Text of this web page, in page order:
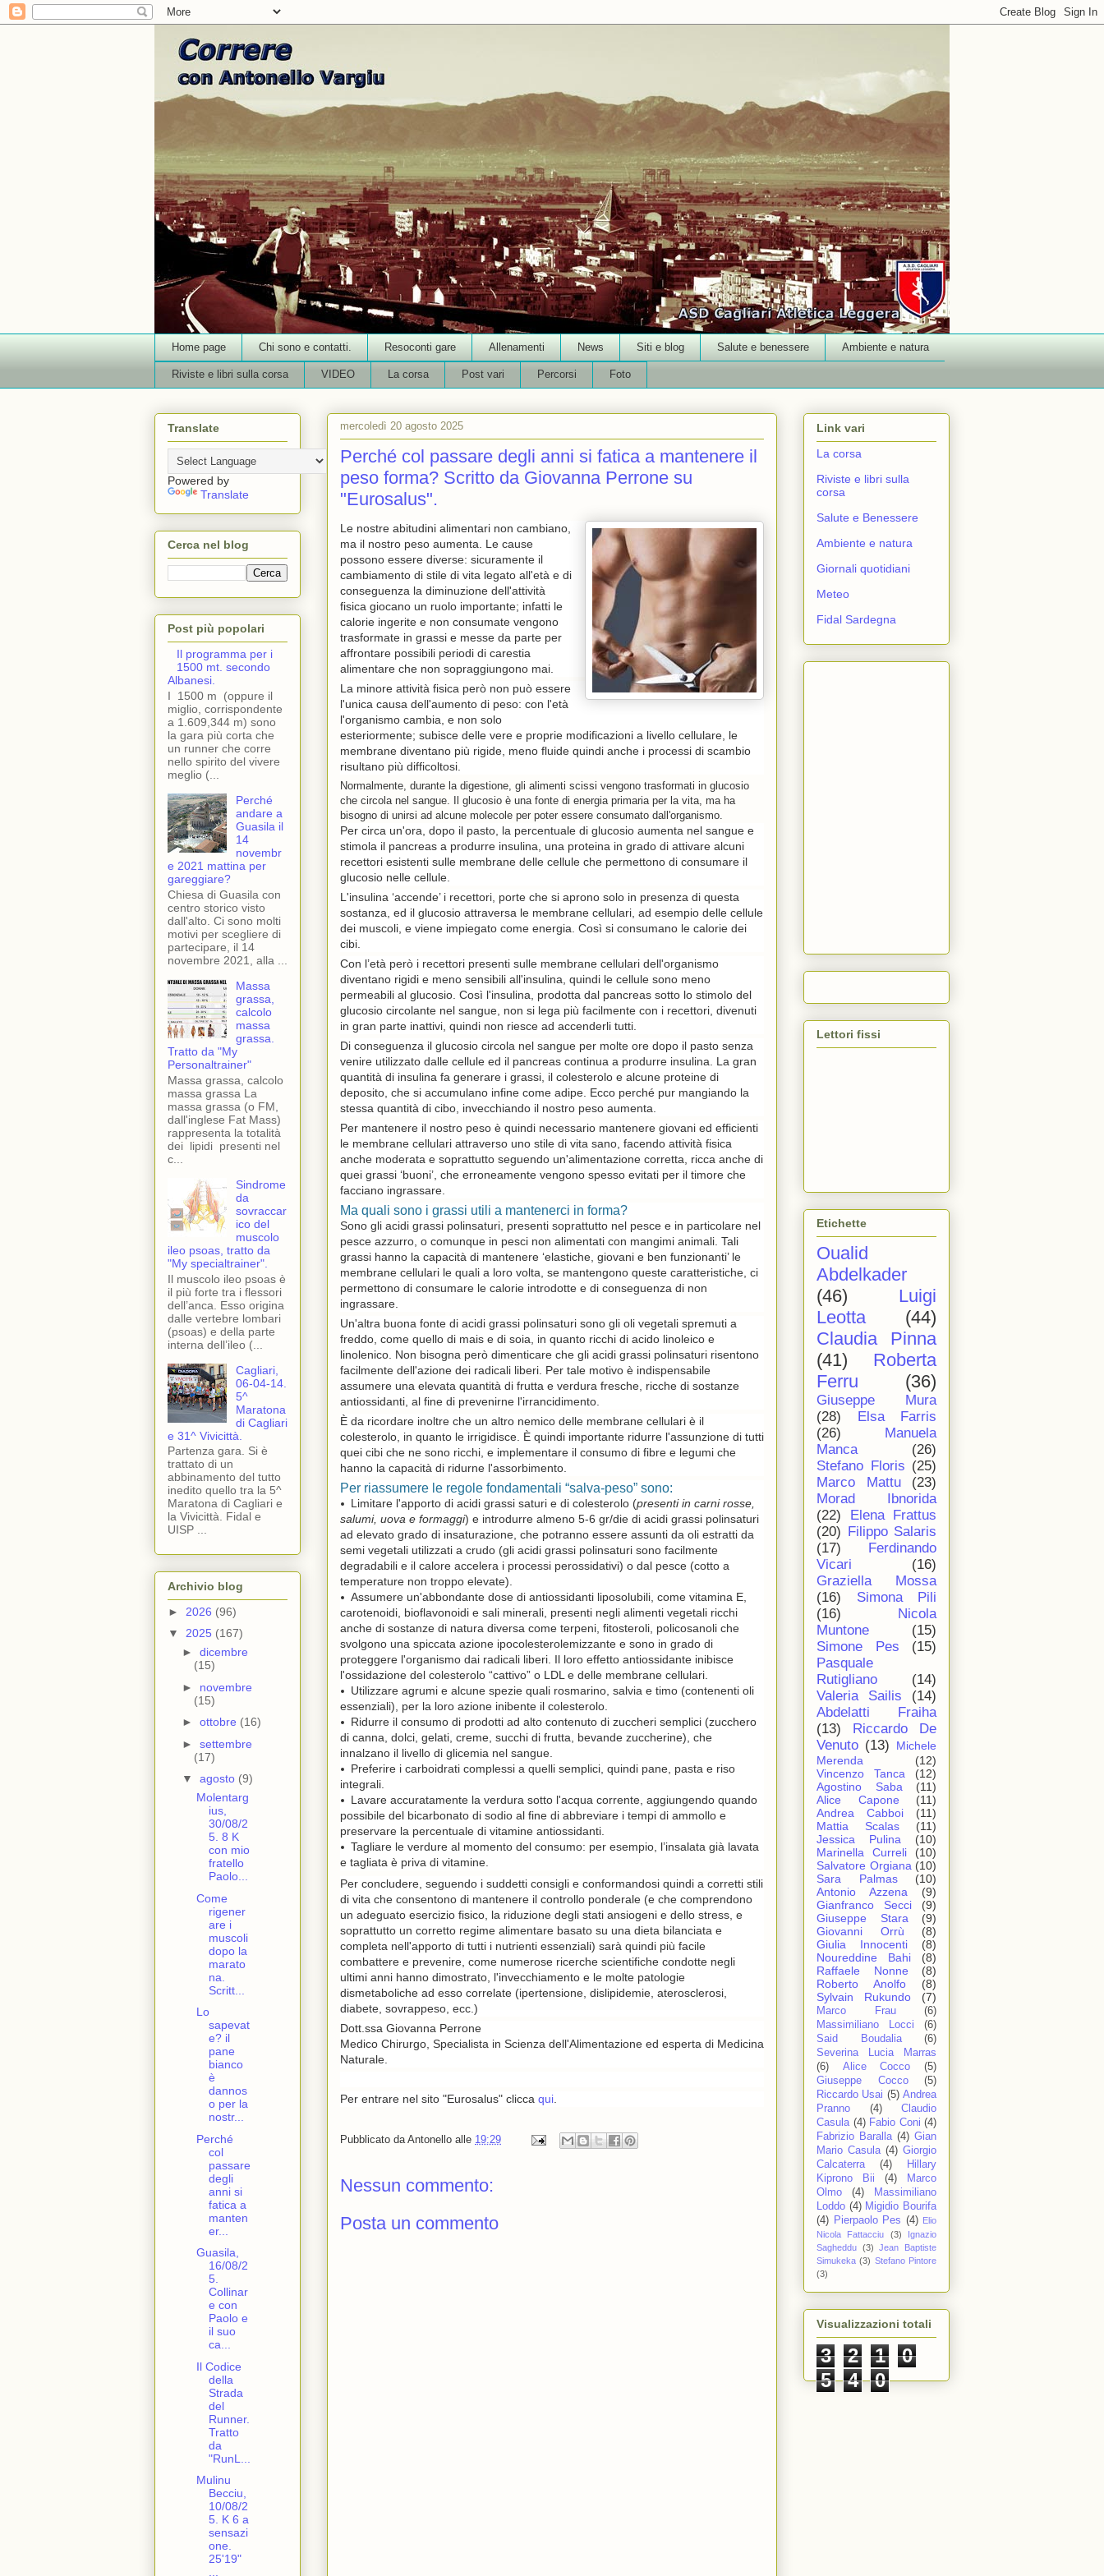
Home page Chi sono e contatti. Resoconti gare Allenamenti News Siti e blog Salute e benessere Ambiente e natura
Riviste e libri sulla corsa VIDEO La corsa Post vari Percorsi Foto
mercoledì 20 agosto 2025
Perché col passare degli anni si fatica a mantenere il
peso forma? Scritto da Giovanna Perrone su
"Eurosalus".
Le nostre abitudini alimentari non cambiano,
ma il nostro peso aumenta. Le cause
possono essere diverse: sicuramente il
cambiamento di stile di vita legato all'età e di
conseguenza la diminuzione dell'attività
fisica giocano un ruolo importante; infatti le
calorie ingerite e non consumate vengono
trasformate in grassi e messe da parte per
affrontare possibili periodi di carestia
alimentare che non sopraggiungono mai.
La minore attività fisica però non può essere
l'unica causa dell'aumento di peso: con l'età
l'organismo cambia, e non solo
esteriormente; subisce delle vere e proprie modificazioni a livello cellulare, le
membrane diventano più rigide, meno fluide quindi anche i processi di scambio
risultano più difficoltosi.
Normalmente, durante la digestione, gli alimenti scissi vengono trasformati in glucosio
che circola nel sangue. Il glucosio è una fonte di energia primaria per la vita, ma ha
bisogno di unirsi ad alcune molecole per poter essere consumato dall'organismo.
Per circa un'ora, dopo il pasto, la percentuale di glucosio aumenta nel sangue e
stimola il pancreas a produrre insulina, una proteina in grado di attivare alcuni
recettori esistenti sulle membrane delle cellule che permettono di consumare il
glucosio nelle cellule.
L'insulina ‘accende’ i recettori, porte che si aprono solo in presenza di questa
sostanza, ed il glucosio attraversa le membrane cellulari, ad esempio delle cellule
dei muscoli, e viene impiegato come energia. Così si consumano le calorie dei
cibi.
Con l’età però i recettori presenti sulle membrane cellulari dell'organismo
diventano rigidi e meno sensibili all'insulina, quindi le cellule sono meno
permeabili al glucosio. Così l'insulina, prodotta dal pancreas sotto lo stimolo del
glucosio circolante nel sangue, non si lega più facilmente con i recettori, divenuti
in gran parte inattivi, quindi non riesce ad accenderli tutti.
Di conseguenza il glucosio circola nel sangue per molte ore dopo il pasto senza
venire utilizzato dalle cellule ed il pancreas continua a produrre insulina. La gran
quantità di insulina fa generare i grassi, il colesterolo e alcune proteine di
deposito, che si accumulano infine come adipe. Ecco perché pur mangiando la
stessa quantità di cibo, invecchiando il nostro peso aumenta.
Per mantenere il nostro peso è quindi necessario mantenere giovani ed efficienti
le membrane cellulari attraverso uno stile di vita sano, facendo attività fisica
anche moderata e soprattutto seguendo un'alimentazione corretta, ricca anche di
quei grassi ‘buoni’, che erroneamente vengono spesso evitati per il timore che
facciano ingrassare.
Ma quali sono i grassi utili a mantenerci in forma?
Sono gli acidi grassi polinsaturi, presenti soprattutto nel pesce e in particolare nel
pesce azzurro, o comunque in pesci non alimentati con mangimi animali. Tali
grassi hanno la capacità di mantenere ‘elastiche, giovani e ben funzionanti’ le
membrane cellulari le quali a loro volta, se mantengono queste caratteristiche, ci
permettono di consumare le calorie introdotte e di conseguenza di non
ingrassare.
Un'altra buona fonte di acidi grassi polinsaturi sono gli oli vegetali spremuti a
freddo, come quello di mais e di soia, in quanto ricchi di acido linoleico e
linolenico. Non bisogna però dimenticare che gli acidi grassi polinsaturi risentono
facilmente dell'azione dei radicali liberi. Per tale motivo è indispensabile
assumere una elevata quantità di frutta e verdura fresche, ricche di sostanze
antiossidanti, al fine di prevenirne l'irrancidimento.
È da ricordare inoltre che un altro nemico delle membrane cellulari è il
colesterolo, in quanto le irrigidisce. È quindi importante ridurre l'assunzione di tutti
quei cibi che ne sono ricchi, e implementare il consumo di fibre e legumi che
hanno la capacità di ridurne l'assorbimento.
Per riassumere le regole fondamentali “salva-peso” sono:
Limitare l'apporto di acidi grassi saturi e di colesterolo (presenti in carni rosse,
salumi, uova e formaggi) e introdurre almeno 5-6 gr/die di acidi grassi polinsaturi
ad elevato grado di insaturazione, che potranno essere assunti da oli estratti da
semi vegetali utilizzati a crudo (gli acidi grassi polinsaturi sono facilmente
degradabili e il calore accelera i processi perossidativi) o dal pesce (cotto a
temperature non troppo elevate).
Assumere un'abbondante dose di antiossidanti liposolubili, come vitamina E,
carotenoidi, bioflavonoidi e sali minerali, presenti negli alimenti vegetali ricchi
anche di sostanze di natura diversa come terpeni, fitosteroli, policosanoli che
svolgono una spiccata azione ipocolesterolemizzante e sono in grado di
proteggere l'organismo dai radicali liberi. Il loro effetto antiossidante inibisce
l'ossidazione del colesterolo “cattivo” o LDL e delle membrane cellulari.
Utilizzare agrumi e alcune spezie quali rosmarino, salvia e timo (contenenti oli
essenziali), per la loro azione inibente il colesterolo.
Ridurre il consumo di prodotti ad alto contenuto di zuccheri semplici (zucchero
di canna, dolci, gelati, creme, succhi di frutta, bevande zuccherine), che
innalzano il livello di glicemia nel sangue.
Preferire i carboidrati complessi a quelli semplici, quindi pane, pasta e riso
integrali.
Lavare accuratamente la verdura sotto l'acqua corrente, aggiungendo quando
possibile del bicarbonato di sodio al fine di abbreviare i tempi di ammollo e
preservare la percentuale di vitamine antiossidanti.
Tagliare le verdure al momento del consumo: per esempio, l’insalata già lavata
e tagliata è priva di vitamine.
Per concludere, seguendo i suddetti consigli e conformandosi quindi a corretti stili
di vita che consentono di mantenere il controllo ponderale (e che comprendono
un adeguato esercizio fisico, la riduzione degli stati ansiogeni e dello stress, e
soprattutto un corretto regime alimentare basato su una dieta bilanciata e
completa nell'apporto di tutti i nutrienti essenziali) sarà quindi più facile
combattere e prevenire, come numerose ricerche scientifiche condotte negli
ultimi anni hanno dimostrato, l'invecchiamento e le molte patologie
dismetaboliche ad esso correlate (ipertensione, dislipidemie, aterosclerosi,
diabete, sovrappeso, ecc.)
Dott.ssa Giovanna Perrone
Medico Chirurgo, Specialista in Scienza dell'Alimentazione ed esperta di Medicina
Naturale.
Per entrare nel sito "Eurosalus" clicca qui
Pubblicato daAntonello alle 19:29
Nessun commento:
Posta un commento
Translate
Powered by
Translate
Cerca nel blog
Post più popolari
Il programma per i
1500 mt. secondo
Albanesi.
I 1500 m (oppure il
miglio, corrispondente
a 1.609,344 m) sono
la gara più corta che
un runner che corre
nello spirito del vivere
meglio (...
Perché
andare a
Guasila il
14
novembr
e 2021 mattina per
gareggiare?
Chiesa di Guasila con
centro storico visto
dall'alto. Ci sono molti
motivi per scegliere di
partecipare, il 14
novembre 2021, alla ...
Massa
grassa,
calcolo
massa
grassa.
Tratto da "My
Personaltrainer"
Massa grassa, calcolo
massa grassa La
massa grassa (o FM,
dall'inglese Fat Mass)
rappresenta la totalità
dei lipidi presenti nel
c...
Sindrome
da
sovraccar
ico del
muscolo
ileo psoas, tratto da
"My specialtrainer".
Il muscolo ileo psoas è
il più forte tra i flessori
dell’anca. Esso origina
dalle vertebre lombari
(psoas) e della parte
interna dell’ileo (...
Cagliari,
06-04-14.
5^
Maratona
di Cagliari
e 31^ Vivicittà.
Partenza gara. Si è
trattato di un
abbinamento del tutto
inedito quello tra la 5^
Maratona di Cagliari e
la Vivicittà. Fidal e
UISP ...
Archivio blog
► 2026 (96)
▼ 2025 (167)
► dicembre
(15)
► novembre
(15)
► ottobre (16)
► settembre
(17)
▼ agosto (9)
Molentarg
ius,
30/08/2
5. 8 K
con mio
fratello
Paolo...
Come
rigener
are i
muscoli
dopo la
marato
na.
Scritt...
Lo
sapevat
e? il
pane
bianco
è
dannos
o per la
nostr...
Perché
col
passare
degli
anni si
fatica a
manten
er...
Guasila,
16/08/2
5.
Collinar
e con
Paolo e
il suo
ca...
Il Codice
della
Strada
del
Runner.
Tratto
da
"RunL...
Mulinu
Becciu,
10/08/2
5. K 6 a
sensazi
one.
25'19"
...
Link vari
La corsa
Riviste e libri sulla
corsa
Salute e Benessere
Ambiente e natura
Giornali quotidiani
Meteo
Fidal Sardegna
Lettori fissi
Etichette
Oualid
Abdelkader
(46)
Luigi
Leotta
(44)
Claudia Pinna
(41)
Roberta
Ferru
(36)
Giuseppe Mura
(28)
Elsa Farris
(26)
Manuela
Manca
(26)
Stefano Floris (25)
Marco Mattu
(23)
Morad Ibnorida
(22)
Elena Frattus
(20)
Filippo Salaris
(17)
Ferdinando
Vicari
(16)
Graziella Mossa
(16)
Simona Pili
(16)
Nicola
Muntone
(15)
Simone Pes
(15)
Pasquale
Rutigliano
(14)
Valeria Sailis
(14)
Abdelatti Fraiha
(13)
Riccardo De
Venuto (13)
Michele
Merenda
(12)
Vincenzo Tanca
(12)
Agostino Saba
(11)
Alice Capone
(11)
Andrea Cabboi
(11)
Mattia Scalas
(11)
Jessica Pulina
(10)
Marinella Curreli
(10)
Salvatore Orgiana (10)
Sara Palmas
(10)
Antonio Azzena
(9)
Gianfranco Secci
(9)
Giuseppe Stara
(9)
Giovanni Orrù
(8)
Giulia Innocenti
(8)
Noureddine Bahi
(8)
Raffaele Nonne
(8)
Roberto Anolfo
(8)
Sylvain Rukundo
(7)
Marco Frau
(6)
Massimiliano Locci
(6)
Said Boudalia
(6)
Severina Lucia Marras
(6)
Alice Cocco
(5)
Giuseppe Cocco
(5)
Riccardo Usai (5) Andrea
Pranno
(4)
Claudio
Casula (4) Fabio Coni (4)
Fabrizio Baralla (4) Gian
Mario Casula (4) Giorgio
Calcaterra
(4)
Hillary
Kiprono Bii
(4)
Marco
Olmo
(4)
Massimiliano
Loddo (4) Migidio Bourifa
(4) Pierpaolo Pes (4)
Elio
Nicola Fattacciu
(3)
Ignazio
Sagheddu (3)
Jean Baptiste
Simukeka (3) Stefano Pintore
(3)
Visualizzazioni totali
3 2 1
0
5
4 0